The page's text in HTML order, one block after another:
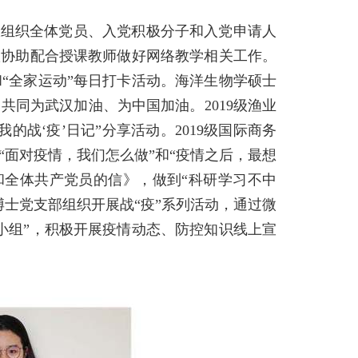
织全体党员、入党积极分子和入党申请人
助配合授课教师做好网络教学相关工作。
全家运动”每日打卡活动。海洋生物学硕士
同为武汉加油、为中国加油。2019级渔业
战‘疫’日记”分享活动。2019级国际商务
对疫情，我们怎么做”和“疫情之后，最想
体共产党员的信》，做到“科研学习不中
党支部组织开展战“疫”系列活动，通过微
”，积极开展疫情动态、防控知识线上宣